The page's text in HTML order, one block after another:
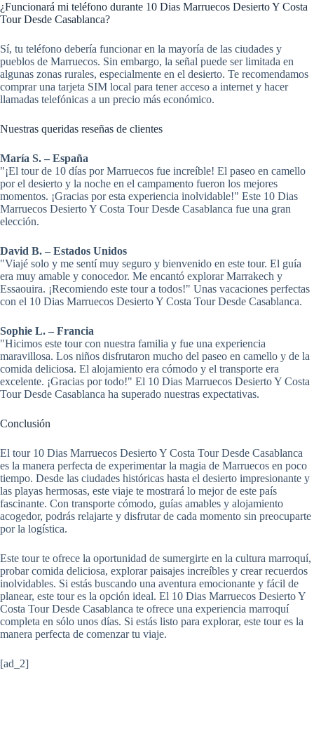
¿Funcionará mi teléfono durante 10 Dias Marruecos Desierto Y Costa
Tour Desde Casablanca?
Sí, tu teléfono debería funcionar en la mayoría de las ciudades y
pueblos de Marruecos. Sin embargo, la señal puede ser limitada en
algunas zonas rurales, especialmente en el desierto. Te recomendamos
comprar una tarjeta SIM local para tener acceso a internet y hacer
llamadas telefónicas a un precio más económico.
Nuestras queridas reseñas de clientes
María S. – España
"¡El tour de 10 días por Marruecos fue increíble! El paseo en camello
por el desierto y la noche en el campamento fueron los mejores
momentos. ¡Gracias por esta experiencia inolvidable!" Este 10 Dias
Marruecos Desierto Y Costa Tour Desde Casablanca fue una gran
elección.
David B. – Estados Unidos
"Viajé solo y me sentí muy seguro y bienvenido en este tour. El guía
era muy amable y conocedor. Me encantó explorar Marrakech y
Essaouira. ¡Recomiendo este tour a todos!" Unas vacaciones perfectas
con el 10 Dias Marruecos Desierto Y Costa Tour Desde Casablanca.
Sophie L. – Francia
"Hicimos este tour con nuestra familia y fue una experiencia
maravillosa. Los niños disfrutaron mucho del paseo en camello y de la
comida deliciosa. El alojamiento era cómodo y el transporte era
excelente. ¡Gracias por todo!" El 10 Dias Marruecos Desierto Y Costa
Tour Desde Casablanca ha superado nuestras expectativas.
Conclusión
El tour 10 Dias Marruecos Desierto Y Costa Tour Desde Casablanca
es la manera perfecta de experimentar la magia de Marruecos en poco
tiempo. Desde las ciudades históricas hasta el desierto impresionante y
las playas hermosas, este viaje te mostrará lo mejor de este país
fascinante. Con transporte cómodo, guías amables y alojamiento
acogedor, podrás relajarte y disfrutar de cada momento sin preocuparte
por la logística.
Este tour te ofrece la oportunidad de sumergirte en la cultura marroquí,
probar comida deliciosa, explorar paisajes increíbles y crear recuerdos
inolvidables. Si estás buscando una aventura emocionante y fácil de
planear, este tour es la opción ideal. El 10 Dias Marruecos Desierto Y
Costa Tour Desde Casablanca te ofrece una experiencia marroquí
completa en sólo unos días. Si estás listo para explorar, este tour es la
manera perfecta de comenzar tu viaje.
[ad_2]